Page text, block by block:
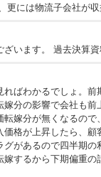
更には物流子会社が
います。 過去決算資
ればわかるでしょ。前
嫁分の影響で会社も前
転嫁分が無くなるので
価格が上昇したら、
があるので四半期の
嫁するから下期偏重の